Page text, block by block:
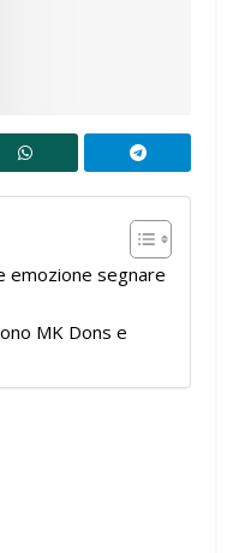
emozione segnare
MK Dons e